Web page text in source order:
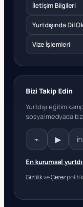
İletişim Bilgileri
Yurtdışında Dil
Vize İşlemleri
Bizi Takip Edin
Yurtdışı eğitim
sosyal medyada
⌁ ▶ in
En kurumsal
GizlilikveÇerez